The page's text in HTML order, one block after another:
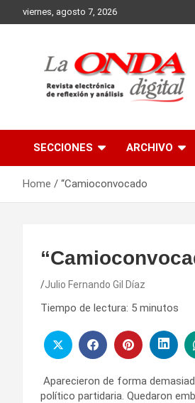
to
viernes, agosto 7, 2026
SECCIONES ARCHIVO
Home “Camioconvocado
Julio Fernando Gil Díaz
Tiempo de lectura: 5 minutos
Aparecieron de forma
político partidaria. Quedaron